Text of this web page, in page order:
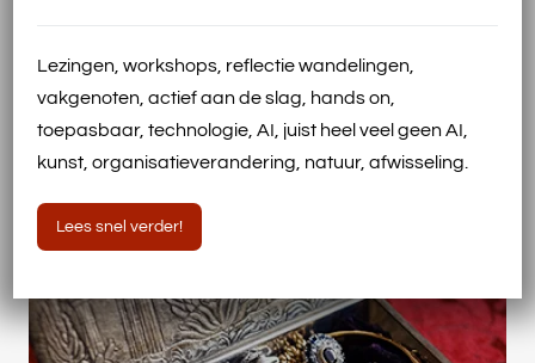
Lezingen, workshops, reflectie wandelingen,
vakgenoten, actief aan de slag, hands on,
toepasbaar, technologie, AI, juist heel veel geen AI,
kunst, organisatieverandering, natuur, afwisseling.
Lees snel verder!